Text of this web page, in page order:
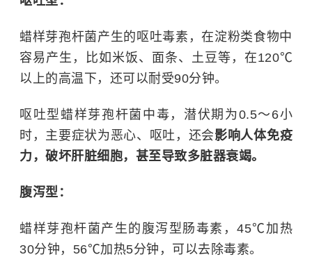
蜡样芽孢杆菌产生的呕吐毒素，在淀粉类食物中
容易产生，比如米饭、面条、土豆等，在120℃
以上的高温下，还可以耐受90分钟。
呕吐型蜡样芽孢杆菌中毒，潜伏期为0.5～6小
时，主要症状为恶心、呕吐，还会影响人体免疫
力，破坏肝脏细胞，甚至导致多脏器衰竭。
腹泻型：
蜡样芽孢杆菌产生的腹泻型肠毒素，45℃加热
30分钟，56℃加热5分钟，可以去除毒素。